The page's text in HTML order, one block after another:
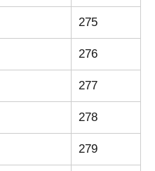
275
276
277
278
279